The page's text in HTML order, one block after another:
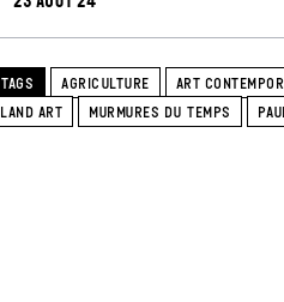
TAGS AGRICULTURE ART
LAND ART
MURMURES DU TEMPS